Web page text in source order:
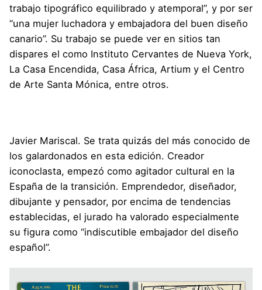
trabajo tipográfico equilibrado y atemporal”, y por ser
“una mujer luchadora y embajadora del buen diseño
canario”. Su trabajo se puede ver en sitios tan
dispares el como Instituto Cervantes de Nueva York,
La Casa Encendida, Casa África, Artium y el Centro
de Arte Santa Mónica, entre otros.
Javier Mariscal. Se trata quizás del más conocido de
los galardonados en esta edición. Creador
iconoclasta, empezó como agitador cultural en la
España de la transición. Emprendedor, diseñador,
dibujante y pensador, por encima de tendencias
establecidas, el jurado ha valorado especialmente
su figura como “indiscutible embajador del diseño
español”.